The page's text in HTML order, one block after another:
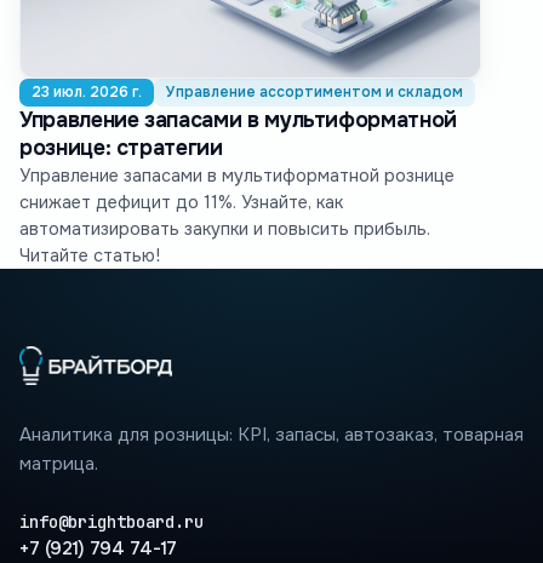
23 июл. 2026 г. Управление ассортиментом и складом
Управление запасами в мультиформатной
рознице: стратегии
Управление запасами в мультиформатной рознице
снижает дефицит до 11%. Узнайте, как
автоматизировать закупки и повысить прибыль.
Читайте статью!
Аналитика для розницы: KPI, запасы, автозаказ, товарная
матрица.
info@brightboard.ru
+7 (921) 794 74-17